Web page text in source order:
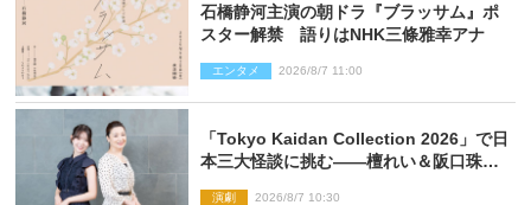
石橋静河主演の朝ドラ『ブラッサム』ポ
スター解禁 語りはNHK三條雅幸アナ
エンタメ 2026/8/7 11:00
「Tokyo Kaidan Collection 2026」で日
本三大怪談に挑む――檀れい＆阪口珠美
演劇 2026/8/7 10:30